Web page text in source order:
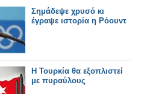
Σημάδεψε χρυσό κι
έγραψε ιστορία η Ρόουντ
Η Τουρκία θα εξοπλιστεί
με πυραύλους